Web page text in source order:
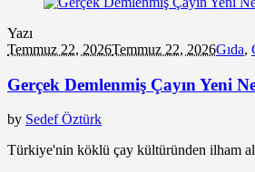
Yazı
Temmuz 22, 2026Temmuz 22, 2026Gıda,
Gerçek Demlenmiş Çayın Yeni
by Sedef Öztürk
Türkiye'nin köklü çay kültüründen ilham